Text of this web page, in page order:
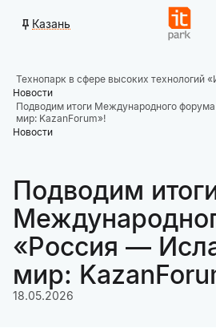
Казань
Технопарк в сфере высоких технологий
Новости
Подводим итоги Международного
мир: KazanForum»!
Новости
Подводим
«Россия —
мир:
18.05.2026